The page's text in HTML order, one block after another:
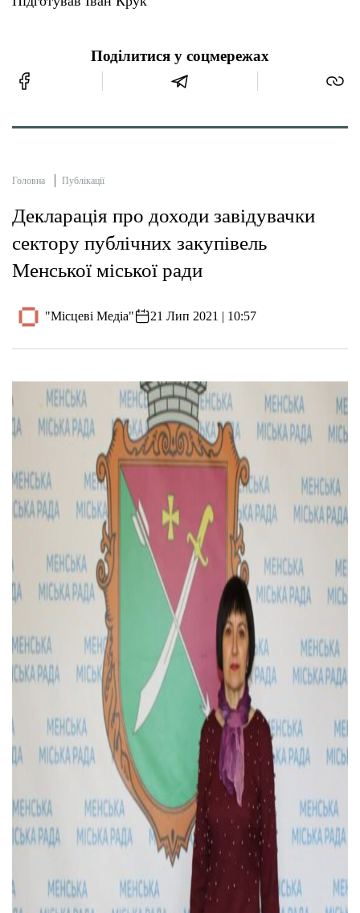
Поділитися у соцмережах
Головна Публікації
Декларація про доходи завідувачки
сектору публічних закупівель
Менської міської ради
"Місцеві Медіа" 21 Лип 2021 | 10:57